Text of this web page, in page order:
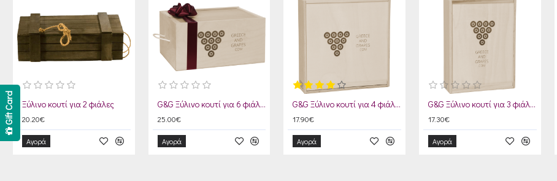
Ξύλινο κουτί για 2 φιάλες
20.20€
Αγορά
G&G Ξύλινο κουτί για 6 φιάλες
25.00€
Αγορά
G&G Ξύλινο κουτί για 4 φιάλες
17.90€
Αγορά
G&G Ξύλινο κουτί για 3 φιάλες
17.30€
Αγορά
Gift Card